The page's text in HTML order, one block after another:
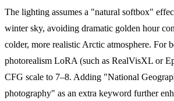
The lighting assumes a "natural softbox"
winter sky, avoiding dramatic golden hour
colder, more realistic Arctic atmosphere. For
photorealism LoRA (such as RealVisXL or
CFG scale to 7–8. Adding "National
photography" as an extra keyword further